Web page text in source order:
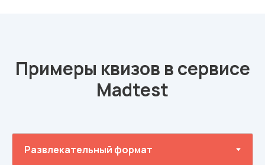
Примеры квизов в сервисе
Madtest